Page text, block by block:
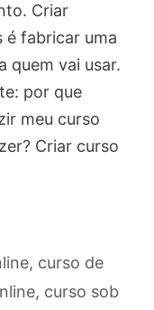
Criar
é fabricar uma
quem vai usar.
por que
meu curso
Criar curso
, curso de
, curso sob